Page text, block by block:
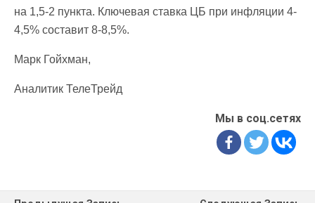
на 1,5-2 пункта. Ключевая ставка ЦБ при инфляции 4-
4,5% составит 8-8,5%.
Марк Гойхман,
Аналитик ТелеТрейд
Мы в соц.сетях